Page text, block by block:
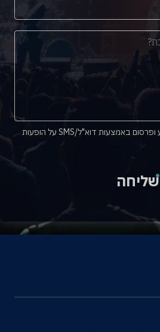
אני מאשר/ת קבלת מידע ופרסום באמצעות דוא"ל/SMS על הופעות
שליחה